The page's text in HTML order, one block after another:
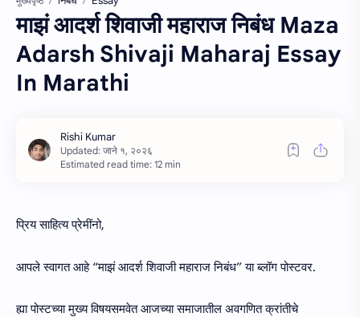
माझं आदर्श शिवाजी महाराज निबंध Maza
Adarsh Shivaji Maharaj Essay
In Marathi
Estimated read time: 12 min
प्रिय साहित्य प्रेमींनो,
आपले स्वागत आहे “माझं आदर्श शिवाजी महाराज निबंध” या ब्लॉग पोस्टवर.
ह्या पोस्टच्या मुख्य विषयसमवेत आजच्या समाजातील अवगणित क्रांतीचे